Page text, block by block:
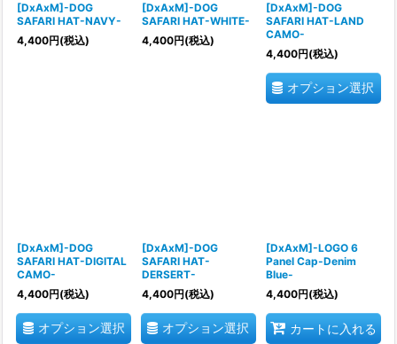
[DxAxM]-DOG
SAFARI HAT-NAVY-
4,400円(税込)
[DxAxM]-DOG
SAFARI HAT-WHITE-
4,400円(税込)
[DxAxM]-DOG
SAFARI HAT-LAND
CAMO-
4,400円(税込)
オプション選択
[DxAxM]-DOG
SAFARI HAT-DIGITAL
CAMO-
4,400円(税込)
オプション選択
[DxAxM]-DOG
SAFARI HAT-
DERSERT-
4,400円(税込)
オプション選択
[DxAxM]-LOGO 6
Panel Cap-Denim
Blue-
4,400円(税込)
カートに入れる